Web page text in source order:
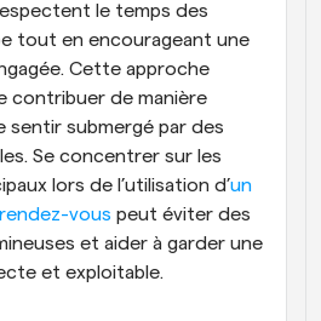
le temps des
tout en encourageant une
Cette approche
contribuer de manière
sentir submergé par des
Se concentrer sur les
lors de l’utilisation d’un
vous peut éviter des
et aider à garder une
et exploitable.